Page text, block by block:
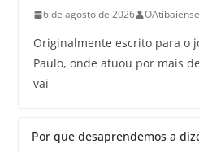
6 de agosto de 2026 OAtibaiense
Originalmente escrito para o
Paulo, onde atuou por mais
vai
Por que desaprendemos a